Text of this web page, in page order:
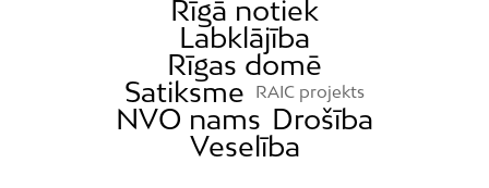
Rīgā notiek
Labklājība
Rīgas domē
Satiksme
RAIC projekts
NVO nams Drošība
Veselība